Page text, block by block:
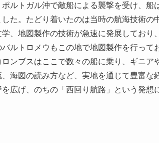
ルトガル沖で敵船による襲撃を受け、
した。たどり着いたのは当時の航海技術
、地図製作の技術が急速に発展してお
ルトロメウもこの地で地図製作を行っ
ロンブスはここで数々の船に乗り、ギニ
海図の読み方など、実地を通じて豊富
広げ、のちの「西回り航路」という発